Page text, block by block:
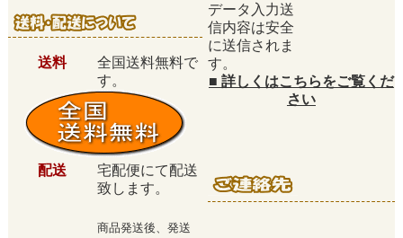
データ入力送
信内容は安全
に送信されま
す。
■ 詳しくはこちらをご覧くだ
さい
送料
全国送料無料で
す。
配送
宅配便にて配送
致します。
商品発送後、発送